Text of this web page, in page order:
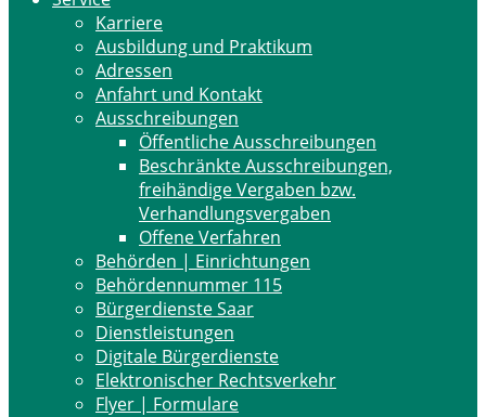
Karriere
Ausbildung und Praktikum
Adressen
Anfahrt und Kontakt
Ausschreibungen
Öffentliche Ausschreibungen
Beschränkte Ausschreibungen,
freihändige Vergaben bzw.
Verhandlungsvergaben
Offene Verfahren
Behörden | Einrichtungen
Behördennummer 115
Bürgerdienste Saar
Dienstleistungen
Digitale Bürgerdienste
Elektronischer Rechtsverkehr
Flyer | Formulare